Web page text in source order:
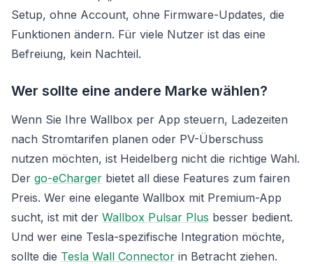
Setup, ohne Account, ohne Firmware-Updates, die
Funktionen ändern. Für viele Nutzer ist das eine
Befreiung, kein Nachteil.
Wer sollte eine andere Marke wählen?
Wenn Sie Ihre Wallbox per App steuern, Ladezeiten
nach Stromtarifen planen oder PV-Überschuss
nutzen möchten, ist Heidelberg nicht die richtige Wahl.
Der go-eCharger bietet all diese Features zum fairen
Preis. Wer eine elegante Wallbox mit Premium-App
sucht, ist mit der Wallbox Pulsar Plus besser bedient.
Und wer eine Tesla-spezifische Integration möchte,
sollte die Tesla Wall Connector in Betracht ziehen.